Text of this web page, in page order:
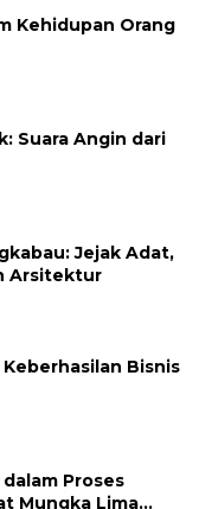
Kehidupan Orang
Suara Angin dari
Jejak Adat,
Arsitektur
Bisnis
Proses
Mungka Lima